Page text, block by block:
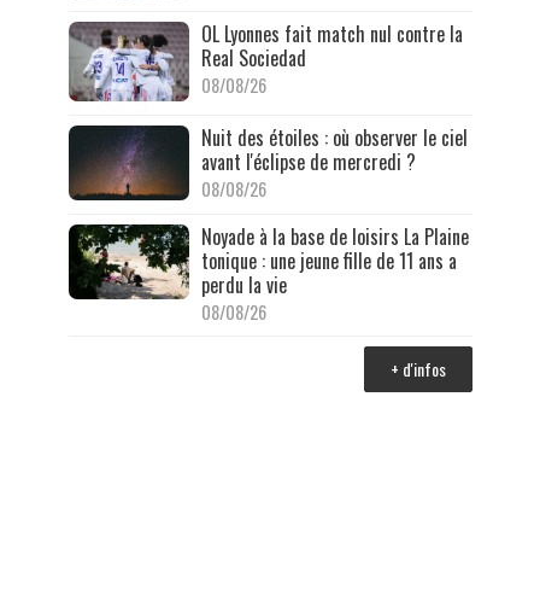
OL Lyonnes fait match nul contre la
Real Sociedad
08/08/26
Nuit des étoiles : où observer le ciel
avant l'éclipse de mercredi ?
08/08/26
Noyade à la base de loisirs La Plaine
tonique : une jeune fille de 11 ans a
perdu la vie
08/08/26
+ d'infos